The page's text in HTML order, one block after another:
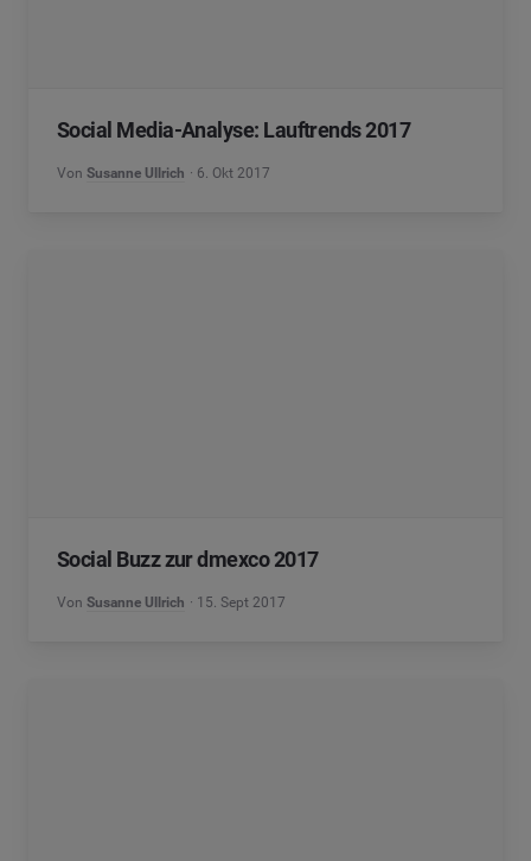
Social Media-Analyse: Lauftrends 2017
Von Susanne Ullrich 6. Okt 2017
Social Buzz zur dmexco 2017
Von Susanne Ullrich 15. Sept 2017